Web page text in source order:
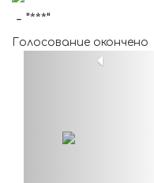
- "***"
Голосование окончено